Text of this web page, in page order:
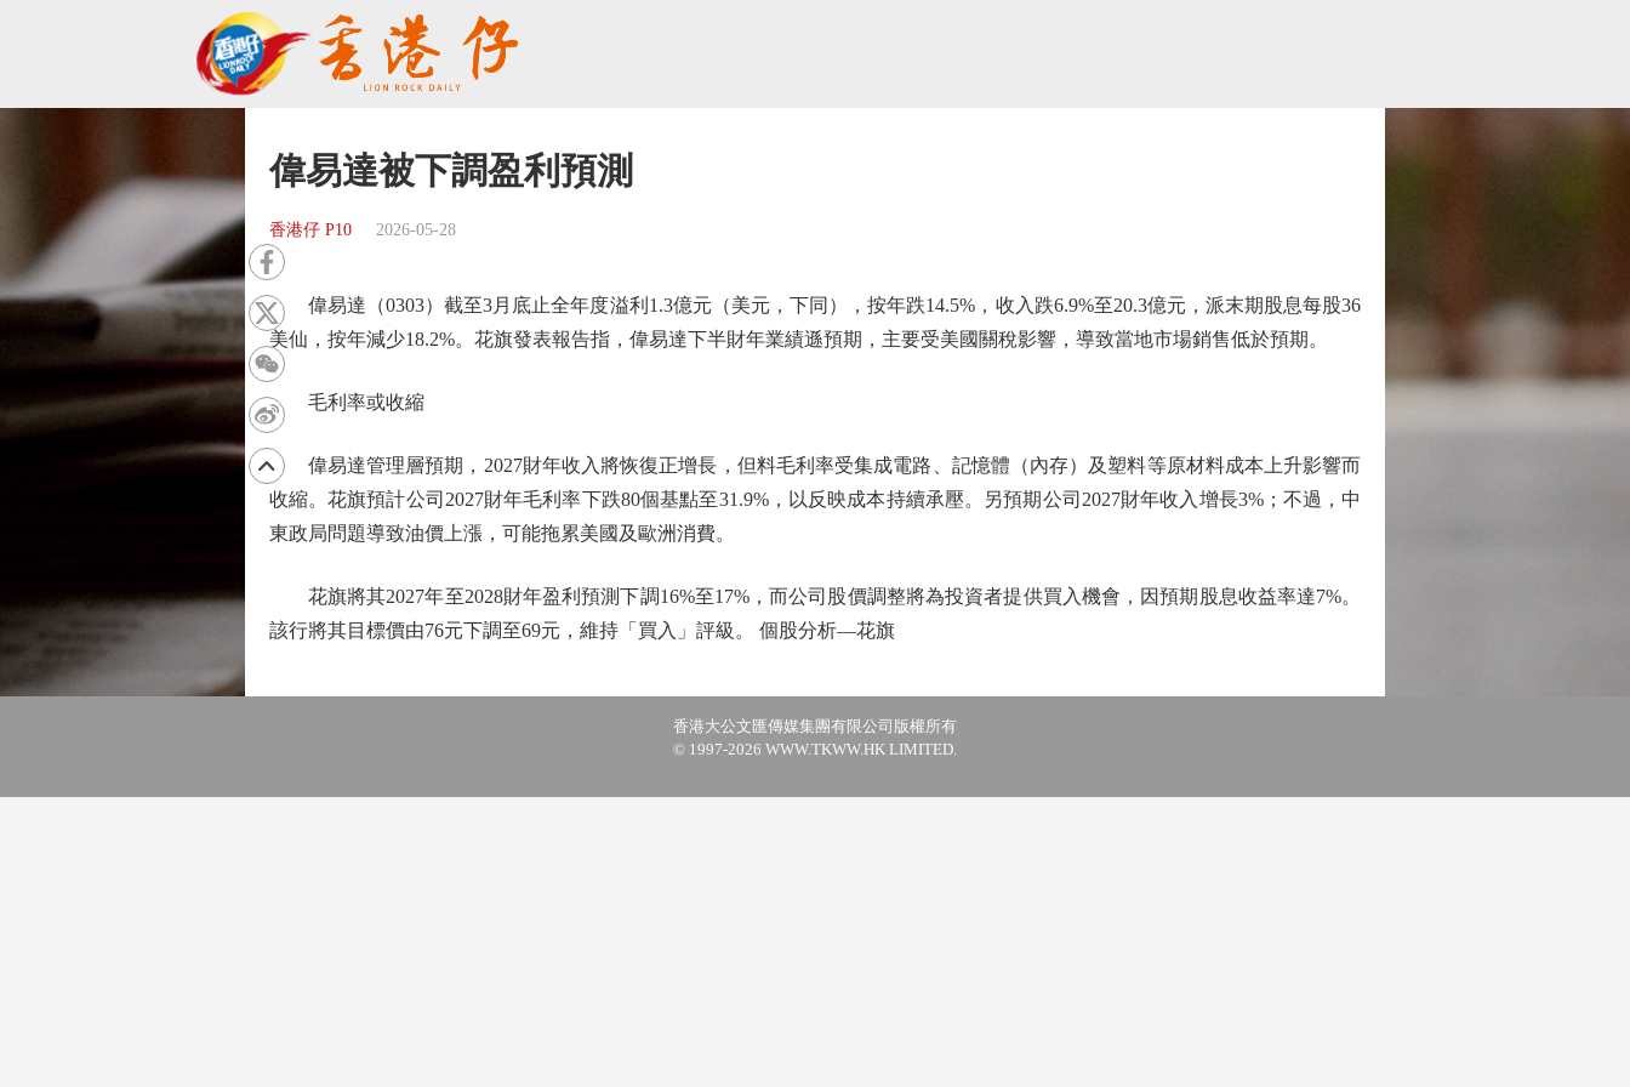
偉易達被下調盈利預測
香港仔 P10 2026-05-28
偉易達（0303）截至3月底止全年度溢利1.3億元（美元，下同），按年跌14.5%，收入跌6.9%至20.3億元，派末期股息每股36
美仙，按年減少18.2%。花旗發表報告指，偉易達下半財年業績遜預期，主要受美國關稅影響，導致當地市場銷售低於預期。
毛利率或收縮
偉易達管理層預期，2027財年收入將恢復正增長，但料毛利率受集成電路、記憶體（內存）及塑料等原材料成本上升影響而
收縮。花旗預計公司2027財年毛利率下跌80個基點至31.9%，以反映成本持續承壓。另預期公司2027財年收入增長3%；不過，中
東政局問題導致油價上漲，可能拖累美國及歐洲消費。
花旗將其2027年至2028財年盈利預測下調16%至17%，而公司股價調整將為投資者提供買入機會，因預期股息收益率達7%。
該行將其目標價由76元下調至69元，維持「買入」評級。 個股分析—花旗
香港大公文匯傳媒集團有限公司版權所有
© 1997-2026 WWW.TKWW.HK LIMITED.